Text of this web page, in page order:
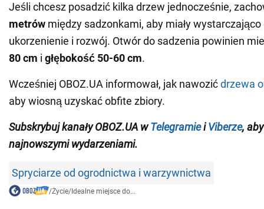
Jeśli chcesz posadzić kilka drzew jednocześnie,
metrów między sadzonkami, aby miały
ukorzenienie i rozwój. Otwór do sadzenia powinien
80 cm i głębokość 50-60 cm.
Wcześniej OBOZ.UA informował, jak nawozićdrzewa
aby wiosną uzyskać obfite zbiory.
Subskrybuj kanałyOBOZ.UA wTelegramieiViberze,
najnowszymi wydarzeniami.
Spryciarze od ogrodnictwa i warzywnictwa
/Życie/Idealne miejsce do...